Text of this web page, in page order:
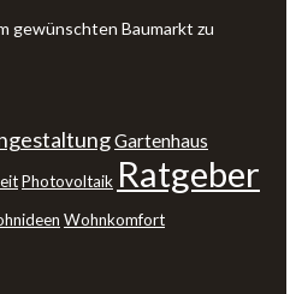
gewünschten Baumarkt zu
Gartenhaus
Photovoltaik Ratgeber
Wohnkomfort